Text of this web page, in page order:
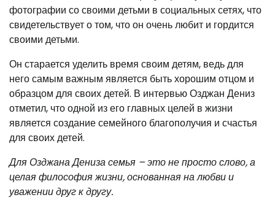
фотографии со своими детьми в социальных сетях, что
свидетельствует о том, что он очень любит и гордится
своими детьми.
Он старается уделить время своим детям, ведь для
него самым важным является быть хорошим отцом и
образцом для своих детей. В интервью Озджан Дениз
отметил, что одной из его главных целей в жизни
является создание семейного благополучия и счастья
для своих детей.
Для Озджана Дениза семья – это не просто слово, а
целая философия жизни, основанная на любви и
уважении друг к другу.